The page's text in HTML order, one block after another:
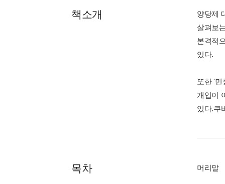
책소개
양당제
살펴보
본격적
있다.
또한 '
개입이
있다.쿠
목차 머리말